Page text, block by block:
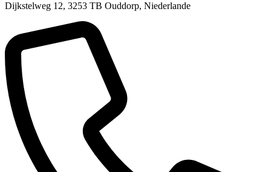
Dijkstelweg 12, 3253 TB Ouddorp, Niederlande